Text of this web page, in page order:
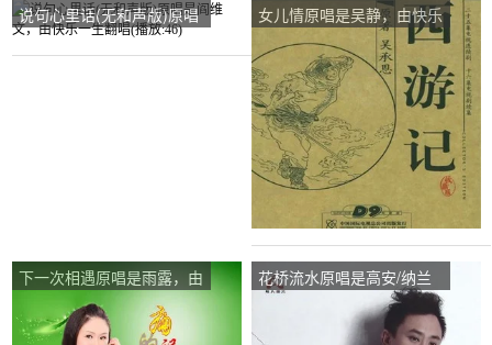
说句心里话(无和声版)原唱
是阎维文，由快乐一生翻唱
女儿情原唱是吴静，由快乐
一生翻唱(播放:12)
下一次相遇原唱是雨露，由
快乐一生翻唱(播放:43)
花桥流水原唱是高安/纳兰
珠儿，由快乐一生翻唱(播
放:35)